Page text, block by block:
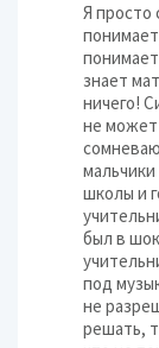
Я просто
знает
ничего!
не может
школы и
был в
под
не
решать,